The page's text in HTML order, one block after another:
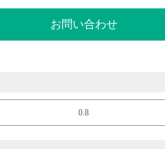
お問い合わせ
0.8